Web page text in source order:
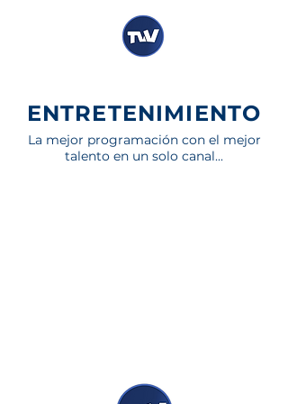
ENTRETENIMIENTO
La mejor programación con el mejor
talento en un solo canal...